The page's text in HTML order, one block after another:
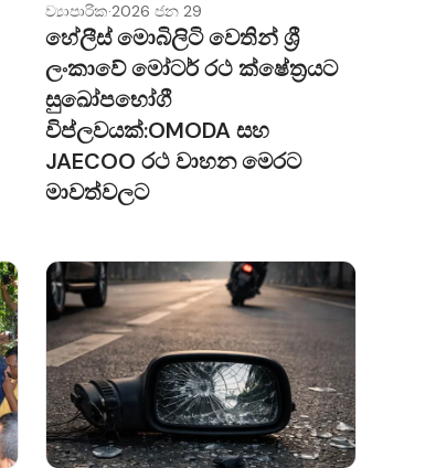
ව්‍යාපාරික·2026 ජන 29
හේලීස් මොබිලිටි වෙතින් ශ්‍රී
ලංකාවේ මෝටර් රථ ක්ෂේත්‍රයට
සුඛෝපභෝගී
විප්ලවයක්:OMODA සහ
JAECOO රථ වාහන මෙරට
මාවත්වලට